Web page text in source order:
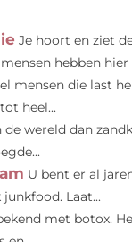
Je hoort en ziet
hebben hier
mensen die last
heel...
de wereld dan
U bent er al
Laat...
met botox.